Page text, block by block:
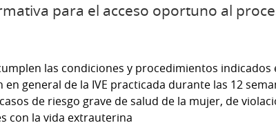
para el acceso oportuno al
las condiciones y procedimientos
general de la IVE practicada durante las 12
de riesgo grave de salud de la mujer, de
con la vida extrauterina